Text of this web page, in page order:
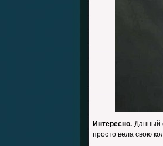
Интересно. Данный
просто вела свою